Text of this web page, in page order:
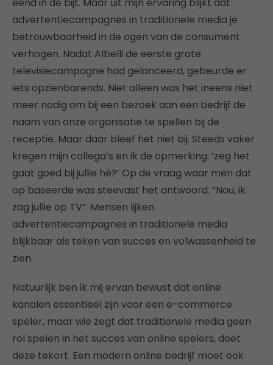
advertentiecampagnes in traditionele media je
betrouwbaarheid in de ogen van de consument
verhogen. Nadat Albelli de eerste grote
televisiecampagne had gelanceerd, gebeurde er
iets opzienbarends. Niet alleen was het ineens niet
meer nodig om bij een bezoek aan een bedrijf de
naam van onze organisatie te spellen bij de
receptie. Maar daar bleef het niet bij. Steeds vaker
kregen mijn collega’s en ik de opmerking: ‘zeg het
gaat goed bij jullie hè?’ Op de vraag waar men dat
op baseerde was steevast het antwoord: “Nou, ik
zag jullie op TV”. Mensen lijken
advertentiecampagnes in traditionele media
blijkbaar als teken van succes en volwassenheid te
zien.
Natuurlijk ben ik mij ervan bewust dat online
kanalen essentieel zijn voor een e-commerce
speler, maar wie zegt dat traditionele media geen
rol spelen in het succes van online spelers, doet
deze tekort. Een modern online bedrijf moet ook